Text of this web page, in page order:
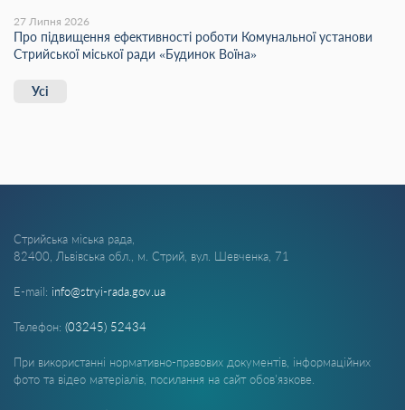
27 Липня 2026
Про підвищення ефективності роботи Комунальної установи
Стрийської міської ради «Будинок Воїна»
Усі
Стрийська міська рада,
82400, Львівська обл., м. Стрий, вул. Шевченка, 71
E-mail: info@stryi-rada.gov.ua
Телефон: (03245) 52434
При використанні нормативно-правових документів, інформаційних
фото та відео матеріалів, посилання на сайт обов'язкове.